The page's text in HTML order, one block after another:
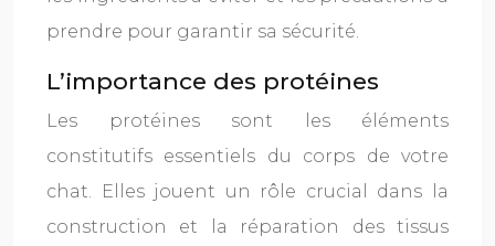
prendre pour garantir sa sécurité.
L’importance des protéines
Les protéines sont les éléments
constitutifs essentiels du corps de votre
chat. Elles jouent un rôle crucial dans la
construction et la réparation des tissus